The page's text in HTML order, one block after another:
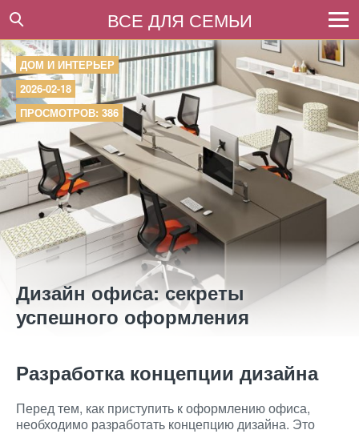
ВСЕ ДЛЯ СЕМЬИ
ДОМ И ИНТЕРЬЕР
2026-02-18
ПРОСМОТРОВ: 386
Дизайн офиса: секреты
успешного оформления
Разработка концепции дизайна
Перед тем, как приступить к оформлению офиса,
необходимо разработать концепцию дизайна. Это